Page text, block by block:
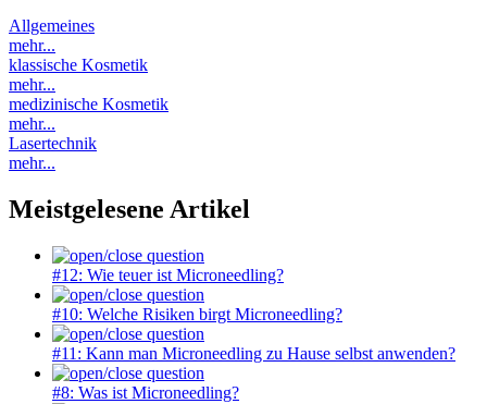
Allgemeines
mehr...
klassische Kosmetik
mehr...
medizinische Kosmetik
mehr...
Lasertechnik
mehr...
Meistgelesene Artikel
#12: Wie teuer ist Microneedling?
#10: Welche Risiken birgt Microneedling?
#11: Kann man Microneedling zu Hause selbst anwenden?
#8: Was ist Microneedling?